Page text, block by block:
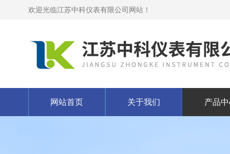
欢迎光临江苏中科仪表有限公司网站！
网站首页 关于我们 产品